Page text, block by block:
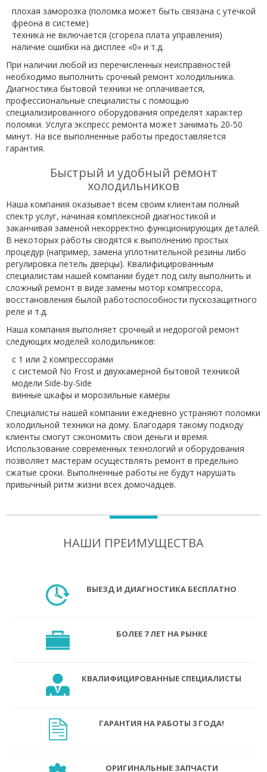
плохая заморозка (поломка может быть связана с утечкой
фреона в системе)
техника не включается (сгорела плата управления)
наличие ошибки на дисплее «0» и т.д.
При наличии любой из перечисленных неисправностей
необходимо выполнить срочный ремонт холодильника.
Диагностика бытовой техники не оплачивается,
профессиональные специалисты с помощью
специализированного оборудования определят характер
поломки. Услуга экспресс ремонта может занимать 20-50
минут. На все выполненные работы предоставляется
гарантия.
Быстрый и удобный ремонт
холодильников
Наша компания оказывает всем своим клиентам полный
спектр услуг, начиная комплексной диагностикой и
заканчивая заменой некорректно функционирующих деталей.
В некоторых работы сводятся к выполнению простых
процедур (например, замена уплотнительной резины либо
регулировка петель дверцы). Квалифицированным
специалистам нашей компании будет под силу выполнить и
сложный ремонт в виде замены мотор компрессора,
восстановления былой работоспособности пускозащитного
реле и т.д.
Наша компания выполняет срочный и недорогой ремонт
следующих моделей холодильников:
с 1 или 2 компрессорами
с системой No Frost и двухкамерной бытовой техникой
модели Side-by-Side
винные шкафы и морозильные камеры
Специалисты нашей компании ежедневно устраняют поломки
холодильной техники на дому. Благодаря такому подходу
клиенты смогут сэкономить свои деньги и время.
Использование современных технологий и оборудования
позволяет мастерам осуществлять ремонт в предельно
сжатые сроки. Выполненные работы не будут нарушать
привычный ритм жизни всех домочадцев.
НАШИ ПРЕИМУЩЕСТВА
ВЫЕЗД И ДИАГНОСТИКА БЕСПЛАТНО
БОЛЕЕ 7 ЛЕТ НА РЫНКЕ
КВАЛИФИЦИРОВАННЫЕ СПЕЦИАЛИСТЫ
ГАРАНТИЯ НА РАБОТЫ 3 ГОДА!
ОРИГИНАЛЬНЫЕ ЗАПЧАСТИ